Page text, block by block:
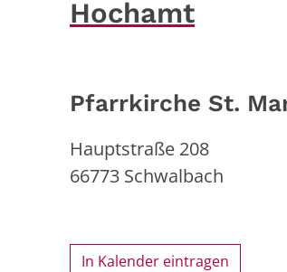
Hochamt
Pfarrkirche St.
Hauptstraße 208
66773 Schwalbach
In Kalender eintragen